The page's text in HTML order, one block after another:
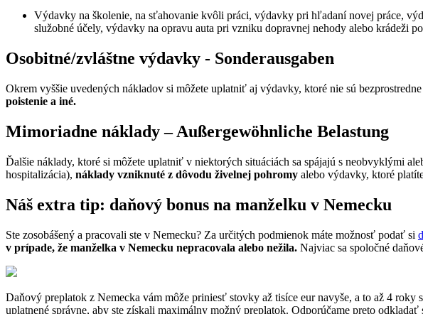
Výdavky na školenie, na sťahovanie kvôli práci, výdavky pri hľadaní novej práce,
služobné účely, výdavky na opravu auta pri vzniku dopravnej nehody alebo krádeži
Osobitné/zvláštne výdavky - Sonderausgaben
Okrem vyššie uvedených nákladov si môžete uplatniť aj výdavky, ktoré nie sú
poistenie a iné.
Mimoriadne náklady – Außergewöhnliche Belastung
Ďalšie náklady, ktoré si môžete uplatniť v niektorých situáciách sa spájajú s neobvyklými
hospitalizácia), náklady vzniknuté z dôvodu živelnej pohromy alebo výdavky, ktoré
Náš extra tip: daňový bonus na manželku v Nemecku
Ste zosobášený a pracovali ste v Nemecku? Za určitých podmienok máte možnosť podať si
v prípade, že manželka v Nemecku nepracovala alebo nežila. Najviac sa spoločné
Daňový preplatok z Nemecka vám môže priniesť stovky až tisíce eur navyše, a to až 4 roky
uplatnené správne, aby ste získali maximálny možný preplatok. Odporúčame preto